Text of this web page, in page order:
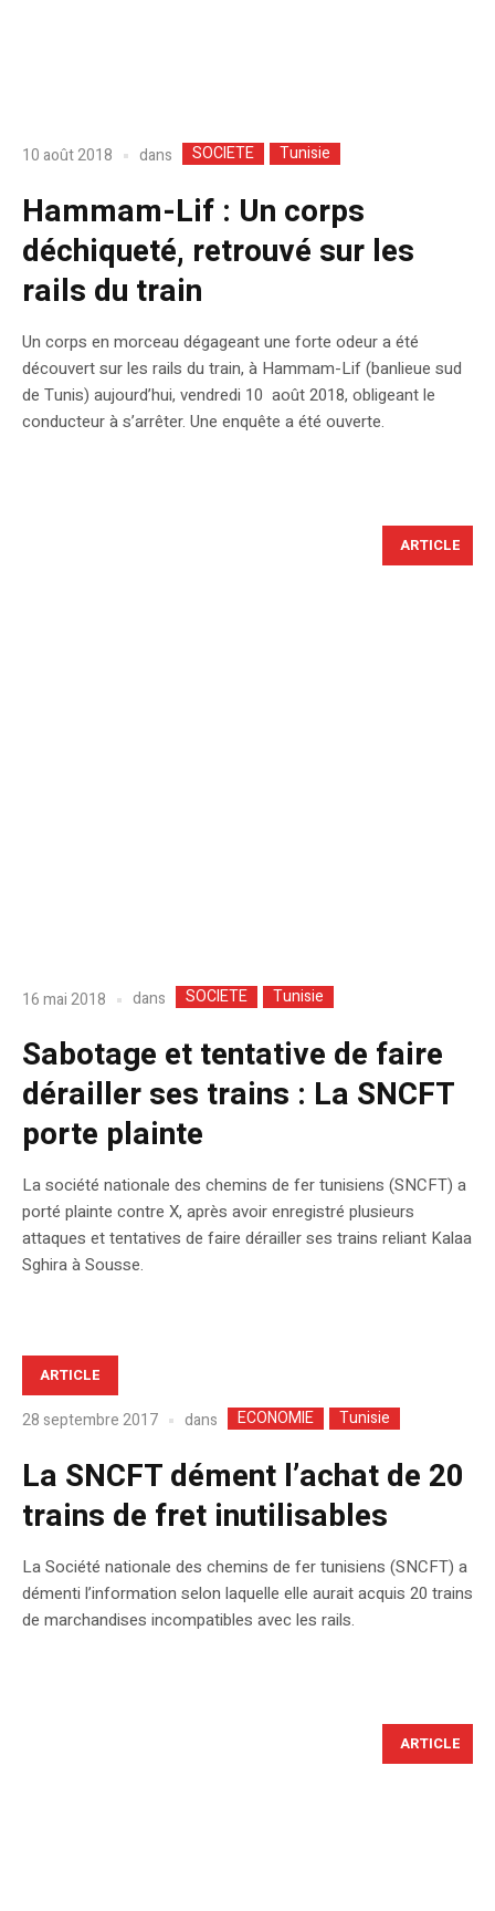
10 août 2018 dans SOCIETE Tunisie
Hammam-Lif : Un corps
déchiqueté, retrouvé sur les
rails du train
Un corps en morceau dégageant une forte odeur a été
découvert sur les rails du train, à Hammam-Lif (banlieue sud
de Tunis) aujourd’hui, vendredi 10 août 2018, obligeant le
conducteur à s’arrêter. Une enquête a été ouverte.
ARTICLE
16 mai 2018 dans SOCIETE Tunisie
Sabotage et tentative de faire
dérailler ses trains : La SNCFT
porte plainte
La société nationale des chemins de fer tunisiens (SNCFT) a
porté plainte contre X, après avoir enregistré plusieurs
attaques et tentatives de faire dérailler ses trains reliant Kalaa
Sghira à Sousse.
ARTICLE
28 septembre 2017 dans ECONOMIE Tunisie
La SNCFT dément l’achat de 20
trains de fret inutilisables
La Société nationale des chemins de fer tunisiens (SNCFT) a
démenti l’information selon laquelle elle aurait acquis 20 trains
de marchandises incompatibles avec les rails.
ARTICLE